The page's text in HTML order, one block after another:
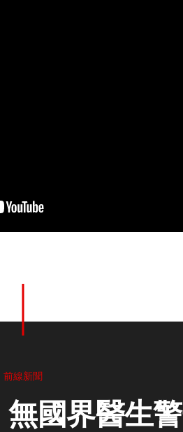
前線新聞
國界醫生